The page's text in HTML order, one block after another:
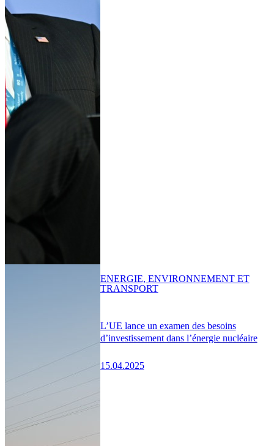
L’UE lance un examen des besoins
d’investissement dans l’énergie nucléaire
15.04.2025
ENERGIE, ENVIRONNEMENT ET
TRANSPORT